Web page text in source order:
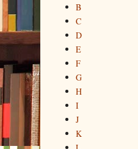
B
C
D
E
F
G
H
I
J
K